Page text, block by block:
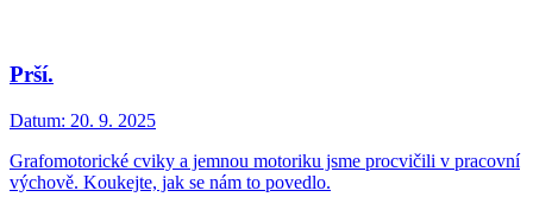
Prší.
Datum: 20. 9. 2025
Grafomotorické cviky a jemnou motoriku jsme procvičili v pracovní
výchově. Koukejte, jak se nám to povedlo.